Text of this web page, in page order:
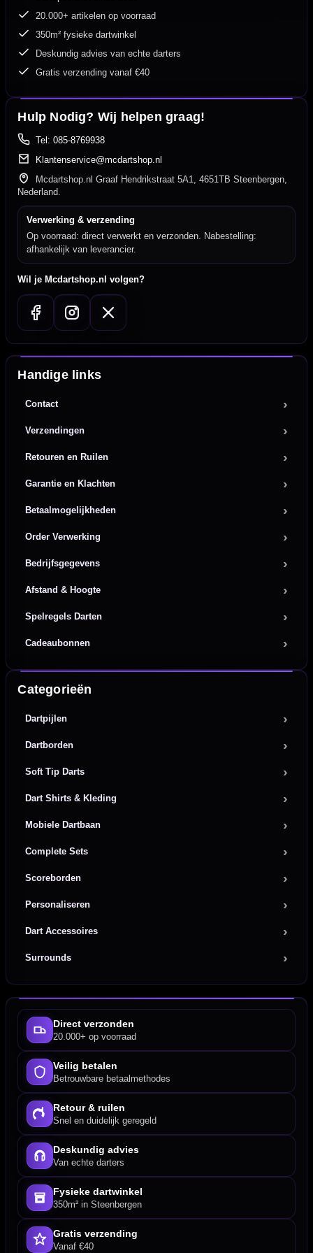
20.000+ artikelen op voorraad
350m² fysieke dartwinkel
Deskundig advies van echte darters
Gratis verzending vanaf €40
Hulp Nodig? Wij helpen graag!
Tel: 085-8769938
Klantenservice@mcdartshop.nl
Mcdartshop.nl Graaf Hendrikstraat 5A1, 4651TB Steenbergen,
Nederland.
Verwerking & verzending
Op voorraad: direct verwerkt en verzonden. Nabestelling:
afhankelijk van leverancier.
Wil je Mcdartshop.nl volgen?
Handige links
Contact
Verzendingen
Retouren en Ruilen
Garantie en Klachten
Betaalmogelijkheden
Order Verwerking
Bedrijfsgegevens
Afstand & Hoogte
Spelregels Darten
Cadeaubonnen
Categorieën
Dartpijlen
Dartborden
Soft Tip Darts
Dart Shirts & Kleding
Mobiele Dartbaan
Complete Sets
Scoreborden
Personaliseren
Dart Accessoires
Surrounds
Direct verzonden
20.000+ op voorraad
Veilig betalen
Betrouwbare betaalmethodes
Retour & ruilen
Snel en duidelijk geregeld
Deskundig advies
Van echte darters
Fysieke dartwinkel
350m² in Steenbergen
Gratis verzending
Vanaf €40